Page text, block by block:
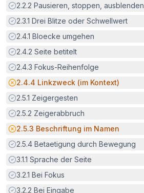
Erfüllt:
2.2.2 Pausieren, stoppen, ausblenden
Erfüllt:
2.3.1 Drei Blitze oder Schwellwert
Erfüllt:
2.4.1 Bloecke umgehen
Erfüllt:
2.4.2 Seite betitelt
Erfüllt:
2.4.3 Fokus-Reihenfolge
Potenzielle Barriere:
2.4.4 Linkzweck (im Kontext)
Erfüllt:
2.5.1 Zeigergesten
Erfüllt:
2.5.2 Zeigerabbruch
Potenzielle Barriere:
2.5.3 Beschriftung im Namen
Erfüllt:
2.5.4 Betaetigung durch Bewegung
Erfüllt:
3.1.1 Sprache der Seite
Erfüllt:
3.2.1 Bei Fokus
Erfüllt:
3.2.2 Bei Eingabe